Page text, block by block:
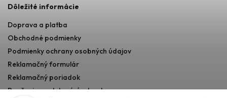
Dôležité informácie
Doprava a platba
Obchodné podmienky
Podmienky ochrany osobných údajov
Reklamačný formulár
Reklamačný poriadok
Poučenie o odstupéní od zmluvy